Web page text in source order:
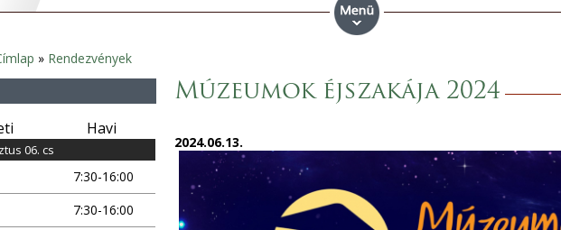
» Rendezvények
Múzeumok éjszakája 2024
2024.06.13.
Havi
06. cs
7:30-16:00
7:30-16:00